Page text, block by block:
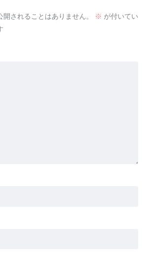
開されることはありません。 ※ が付いてい